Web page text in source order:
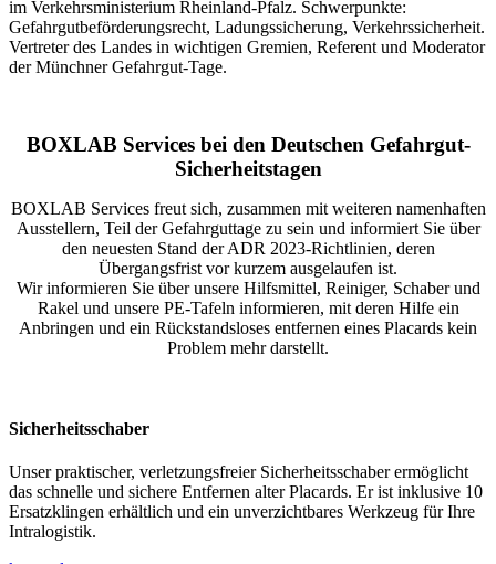
im Verkehrsministerium Rheinland-Pfalz. Schwerpunkte:
Gefahrgutbeförderungsrecht, Ladungssicherung, Verkehrssicherheit.
Vertreter des Landes in wichtigen Gremien, Referent und Moderator
der Münchner Gefahrgut-Tage.
BOXLAB Services bei den Deutschen Gefahrgut-
Sicherheitstagen
BOXLAB Services freut sich, zusammen mit weiteren namenhaften
Ausstellern, Teil der Gefahrguttage zu sein und informiert Sie über
den neuesten Stand der ADR 2023-Richtlinien, deren
Übergangsfrist vor kurzem ausgelaufen ist.
Wir informieren Sie über unsere Hilfsmittel, Reiniger, Schaber und
Rakel und unsere PE-Tafeln informieren, mit deren Hilfe ein
Anbringen und ein Rückstandsloses entfernen eines Placards kein
Problem mehr darstellt.
Sicherheitsschaber
Unser praktischer, verletzungsfreier Sicherheitsschaber ermöglicht
das schnelle und sichere Entfernen alter Placards. Er ist inklusive 10
Ersatzklingen erhältlich und ein unverzichtbares Werkzeug für Ihre
Intralogistik.